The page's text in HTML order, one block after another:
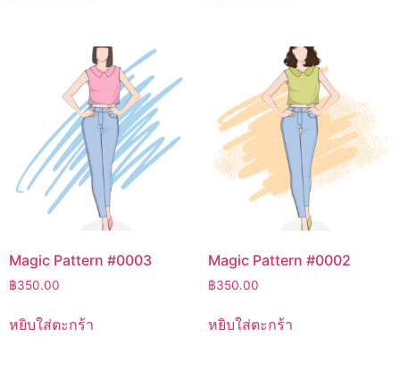
Magic Pattern #0003
฿350.00
หยิบใส่ตะกร้า
Magic Pattern #0002
฿350.00
หยิบใส่ตะกร้า